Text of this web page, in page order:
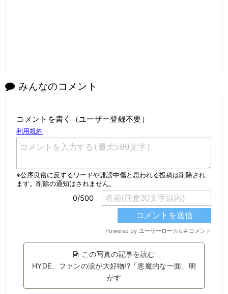
みんなのコメント
コメントを書く（ユーザー登録不要）
この写真の記事を読む
HYDE、ファンの涙が大好物!?「悪魔的な一面」明
かす